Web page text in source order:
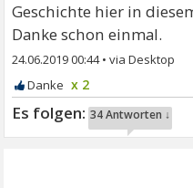
Geschichte hier in
Danke schon einmal.
24.06.2019 00:44•
x 2
34 Antworten ↓